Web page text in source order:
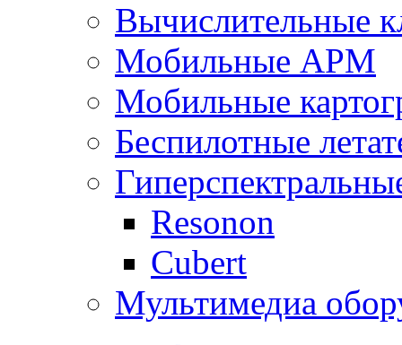
Вычислительные
Мобильные АРМ
Мобильные
Беспилотные
Resonon
Cubert
Мультимедиа